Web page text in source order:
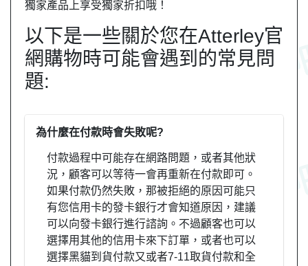
獨家產品上享受獨家折扣哦！
以下是一些關於您在Atterley官
網購物時可能會遇到的常見問
題:
為什麼在付款時會失敗呢?
付款過程中可能存在網路問題，或者其他狀
況，顧客可以等待一會再重新在付款即可。
如果付款仍然失敗，那被拒絕的原因可能只
有您信用卡的發卡銀行才會知道原因，建議
可以向發卡銀行進行諮詢。不過顧客也可以
選擇用其他的信用卡來下訂單，或者也可以
選擇黑貓到貨付款又或者7-11取貨付款和全